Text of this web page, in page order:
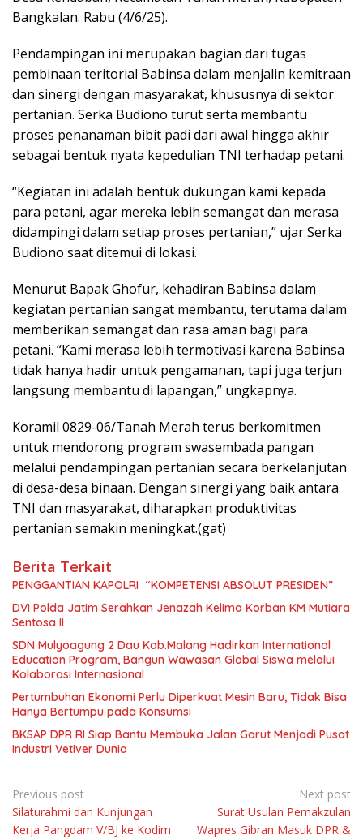
Bangkalan. Rabu (4/6/25).
Pendampingan ini merupakan bagian dari tugas
pembinaan teritorial Babinsa dalam menjalin kemitraan
dan sinergi dengan masyarakat, khususnya di sektor
pertanian. Serka Budiono turut serta membantu
proses penanaman bibit padi dari awal hingga akhir
sebagai bentuk nyata kepedulian TNI terhadap petani.
“Kegiatan ini adalah bentuk dukungan kami kepada
para petani, agar mereka lebih semangat dan merasa
didampingi dalam setiap proses pertanian,” ujar Serka
Budiono saat ditemui di lokasi.
Menurut Bapak Ghofur, kehadiran Babinsa dalam
kegiatan pertanian sangat membantu, terutama dalam
memberikan semangat dan rasa aman bagi para
petani. “Kami merasa lebih termotivasi karena Babinsa
tidak hanya hadir untuk pengamanan, tapi juga terjun
langsung membantu di lapangan,” ungkapnya.
Koramil 0829-06/Tanah Merah terus berkomitmen
untuk mendorong program swasembada pangan
melalui pendampingan pertanian secara berkelanjutan
di desa-desa binaan. Dengan sinergi yang baik antara
TNI dan masyarakat, diharapkan produktivitas
pertanian semakin meningkat.(gat)
Berita Terkait
PENGGANTIAN KAPOLRI “KOMPETENSI ABSOLUT PRESIDEN”
DVI Polda Jatim Serahkan Jenazah Kelima Korban KM Mutiara
Sentosa II
SDN Mulyoagung 2 Dau Kab.Malang Hadirkan International
Education Program, Bangun Wawasan Global Siswa melalui
Kolaborasi Internasional
Pertumbuhan Ekonomi Perlu Diperkuat Mesin Baru, Tidak Bisa
Hanya Bertumpu pada Konsumsi
BKSAP DPR RI Siap Bantu Membuka Jalan Garut Menjadi Pusat
Industri Vetiver Dunia
Navigasi
pos
Previous post
Silaturahmi dan Kunjungan
Kerja Pangdam V/BJ ke Kodim
Next post
Surat Usulan Pemakzulan
Wapres Gibran Masuk DPR &